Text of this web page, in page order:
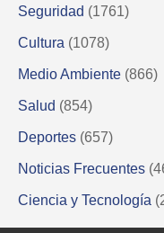
Seguridad (1761)
Cultura (1078)
Medio Ambiente (866)
Salud (854)
Deportes (657)
Noticias Frecuentes
Ciencia y Tecnología